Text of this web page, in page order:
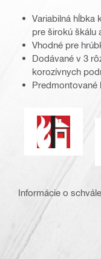
Variabilná hĺbka
pre širokú škálu
Vhodné pre
Dodávané v 3
korozívnych
Predmontované
Požiarna
Informácie o